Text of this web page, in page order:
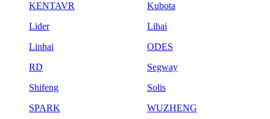
KENTAVR
Kubota
Lider
Lihai
Linhai
ODES
RD
Segway
Shifeng
Solis
SPARK
WUZHENG